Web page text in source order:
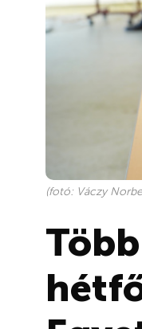
(fotó: Váczy